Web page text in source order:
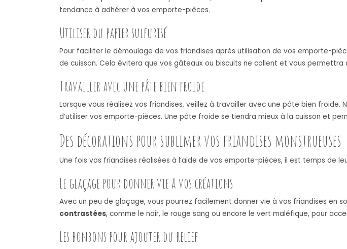
tendance à adhérer à vos emporte-pièces.
Utiliser du papier sulfurisé
Pour faciliter le démoulage de vos friandises après utilisation de vos emporte-
de cuisson. Cela évitera que vos gâteaux ou biscuits ne collent et vous
Travailler avec une pâte bien froide
Lorsque vous réalisez vos friandises, veillez à travailler avec une pâte bien
d’utiliser vos emporte-pièces. Une pâte froide se tiendra mieux à la cuisson et
Des décorations pour sublimer vos friandises monstrueuses
Une fois vos friandises réalisées à l’aide de vos emporte-pièces, il est temps de
Le glaçage pour donner vie à vos créations
Avec un peu de glaçage, vous pourrez facilement donner vie à vos friandises en
contrastées, comme le noir, le rouge sang ou encore le vert maléfique, pour
Les bonbons pour ajouter du relief